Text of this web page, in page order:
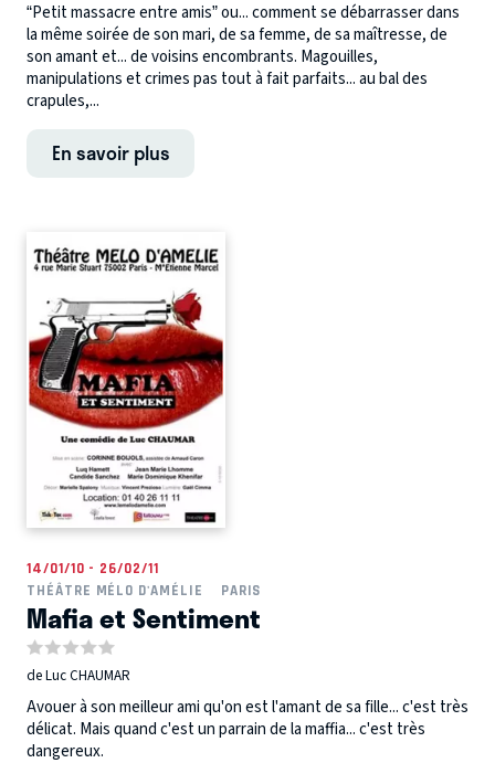
“Petit massacre entre amis” ou... comment se débarrasser dans
la même soirée de son mari, de sa femme, de sa maîtresse, de
son amant et... de voisins encombrants. Magouilles,
manipulations et crimes pas tout à fait parfaits... au bal des
crapules,...
En savoir plus
14/01/10 - 26/02/11
THÉÂTRE MÉLO D'AMÉLIE
PARIS
Mafia et Sentiment
de Luc CHAUMAR
Avouer à son meilleur ami qu'on est l'amant de sa fille... c'est très
délicat. Mais quand c'est un parrain de la maffia... c'est très
dangereux.